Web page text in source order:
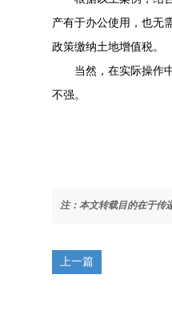
产有于办公使用，也无
政策缴纳土地增值税。
当然，在实际操作中
不强。
注：本文转载目的在于传
上一篇